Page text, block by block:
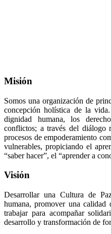
Misión
Somos una organización de
concepción holística de la
dignidad humana, los
conflictos; a través del diálogo
procesos de empoderamiento
vulnerables, propiciando el
“saber hacer”, el “aprender a
Visión
Desarrollar una Cultura de
humana, promover una
trabajar para acompañar
desarrollo y transformación de